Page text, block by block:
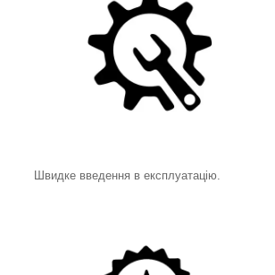
Швидке введення в експлуатацію.